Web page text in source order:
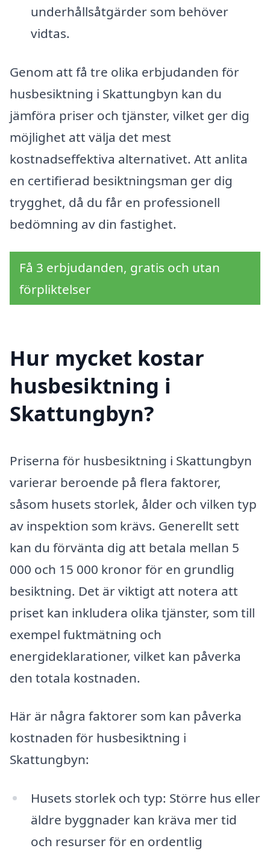
underhållsåtgärder som behöver
vidtas.
Genom att få tre olika erbjudanden för
husbesiktning i Skattungbyn kan du
jämföra priser och tjänster, vilket ger dig
möjlighet att välja det mest
kostnadseffektiva alternativet. Att anlita
en certifierad besiktningsman ger dig
trygghet, då du får en professionell
bedömning av din fastighet.
Få 3 erbjudanden, gratis och utan
förpliktelser
Hur mycket kostar
husbesiktning i
Skattungbyn?
Priserna för husbesiktning i Skattungbyn
varierar beroende på flera faktorer,
såsom husets storlek, ålder och vilken typ
av inspektion som krävs. Generellt sett
kan du förvänta dig att betala mellan 5
000 och 15 000 kronor för en grundlig
besiktning. Det är viktigt att notera att
priset kan inkludera olika tjänster, som till
exempel fuktmätning och
energideklarationer, vilket kan påverka
den totala kostnaden.
Här är några faktorer som kan påverka
kostnaden för husbesiktning i
Skattungbyn:
Husets storlek och typ: Större hus eller
äldre byggnader kan kräva mer tid
och resurser för en ordentlig